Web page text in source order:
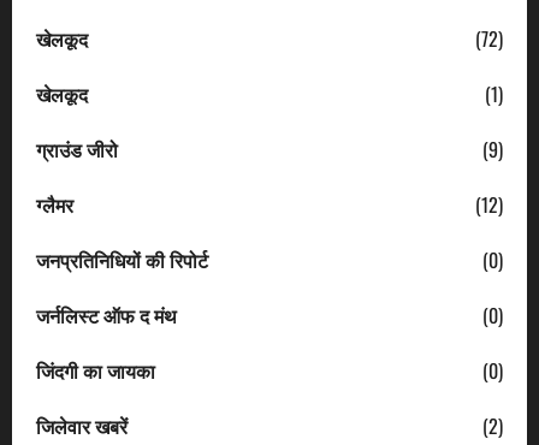
खेलकूद
(72)
खेलकूद
(1)
ग्राउंड जीरो
(9)
ग्लैमर
(12)
जनप्रतिनिधियों की रिपोर्ट
(0)
जर्नलिस्ट ऑफ द मंथ
(0)
जिंदगी का जायका
(0)
जिलेवार खबरें
(2)